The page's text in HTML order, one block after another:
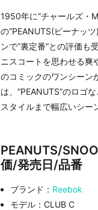
1950年に”チャールズ・
の”PEANUTS(ピーナッ
ンで”裏定番”との評価も
ニスコートを思わせる爽
のコミックのワンシーン
は、”PEANUTS”のロゴ
スタイルまで幅広いシー
PEANUTS/
価/発売日/品番
ブランド： Reebok
モデル：CLUB C